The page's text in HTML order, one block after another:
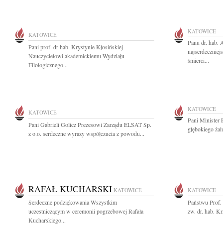
KATOWICE
Pani prof. dr hab. Krystynie Kłosińskiej
Nauczycielowi akademickiemu Wydziału
Filologicznego...
KATOWICE
Panu dr. hab.
śmierci...
KATOWICE
Pani Gabrieli Golicz Prezesowi Zarządu ELSAT Sp.
z o.o. serdeczne wyrazy współczucia z powodu...
KATOWICE
Pani Minister
głębokiego
RAFAŁ KUCHARSKI KATOWICE
Serdeczne podziękowania Wszystkim
uczestniczącym w ceremonii pogrzebowej Rafała
Kucharskiego...
KATOWICE
Państwu
zw. dr. hab.